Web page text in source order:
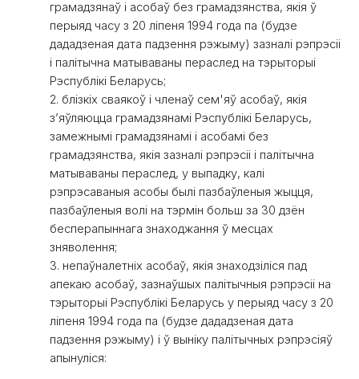
грамадзянаў і асобаў без грамадзянства, якія ў
перыяд часу з 20 ліпеня 1994 года па (будзе
дададзеная дата падзення рэжыму) зазналі рэпрэсіі
і палітычна матываваны пераслед на тэрыторыі
Рэспублікі Беларусь;
2. блізкіх сваякоў і членаў сем'яў асобаў, якія
зʼяўляюцца грамадзянамі Рэспублікі Беларусь,
замежнымі грамадзянамі і асобамі без
грамадзянства, якія зазналі рэпрэсіі і палітычна
матываваны пераслед, у выпадку, калі
рэпрэсаваныя асобы былі пазбаўленыя жыцця,
пазбаўленыя волі на тэрмін больш за 30 дзён
бесперапыннага знаходжання ў месцах
зняволення;
3. непаўналетніх асобаў, якія знаходзіліся пад
апекаю асобаў, зазнаўшых палітычныя рэпрэсіі на
тэрыторыі Рэспублікі Беларусь у перыяд часу з 20
ліпеня 1994 года па (будзе дададзеная дата
падзення рэжыму) і ў выніку палітычных рэпрэсіяў
апынуліся: